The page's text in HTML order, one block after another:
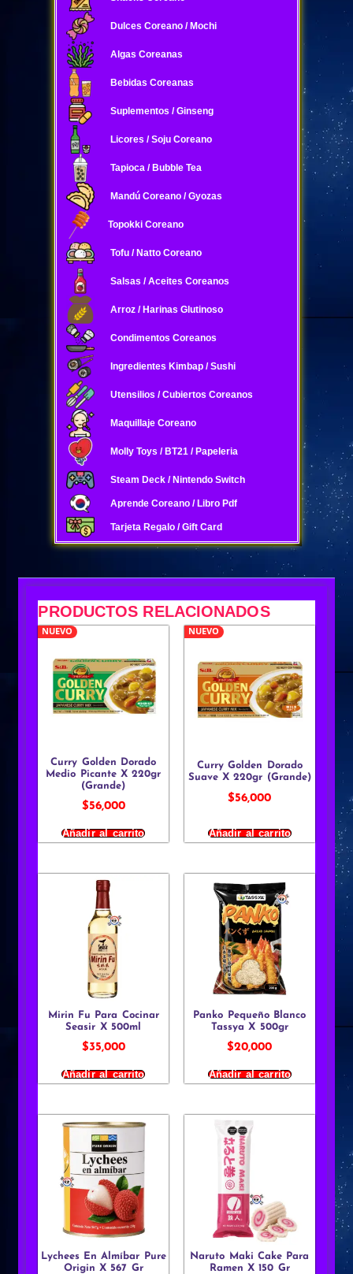
Dulces Coreano / Mochi
Algas Coreanas
Bebidas Coreanas
Suplementos / Ginseng
Licores / Soju Coreano
Tapioca / Bubble Tea
Mandú Coreano / Gyozas
Topokki Coreano
Tofu / Natto Coreano
Salsas / Aceites Coreanos
Arroz / Harinas Glutinoso
Condimentos Coreanos
Ingredientes Kimbap / Sushi
Utensilios / Cubiertos Coreanos
Maquillaje Coreano
Molly Toys / BT21 / Papeleria
Steam Deck / Nintendo Switch
Aprende Coreano / Libro Pdf
Tarjeta Regalo / Gift Card
PRODUCTOS RELACIONADOS
NUEVO
Curry Golden Dorado
Medio Picante X 220gr
(Grande)
$56,000
Añadir al carrito
NUEVO
Curry Golden Dorado
Suave X 220gr (Grande)
$56,000
Añadir al carrito
Mirin Fu Para Cocinar
Seasir X 500ml
$35,000
Añadir al carrito
Panko Pequeño Blanco
Tassya X 500gr
$20,000
Añadir al carrito
Lychees En Almíbar Pure
Origin X 567 Gr
Naruto Maki Cake Para
Ramen X 150 Gr